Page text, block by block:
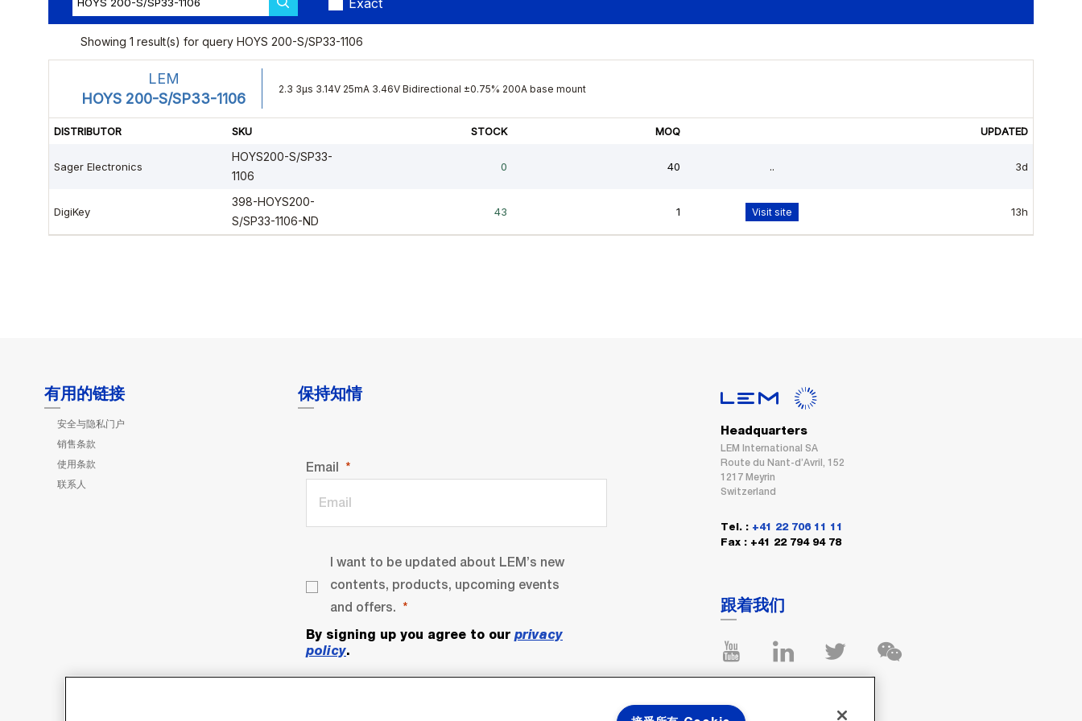
有用的链接
安全与隐私门户
销售条款
使用条款
联系人
保持知情
Email
I want to be updated about LEM’s new
contents, products, upcoming events
and offers.
By signing up you agree to our privacy
policy.
Headquarters
LEM International SA
Route du Nant-d’Avril, 152
1217 Meyrin
Switzerland
Tel. : +41 22 706 11 11
Fax : +41 22 794 94 78
跟着我们